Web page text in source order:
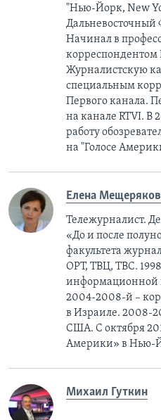
"Нью-Йорк, New
Дальневосточный
Начинал в
корреспондентом
Журналистcкую
специальным
Первого канала.
на канале RTVI. В
работу
на "Голосе
Елена
Тележурналист.
«До и после
факультета
ОРТ, ТВЦ, ТВС.
информационной
2004-2008-й –
в Израиле. 2008-
США. С октября
Америки» в Нью-
Михаил Гуткин